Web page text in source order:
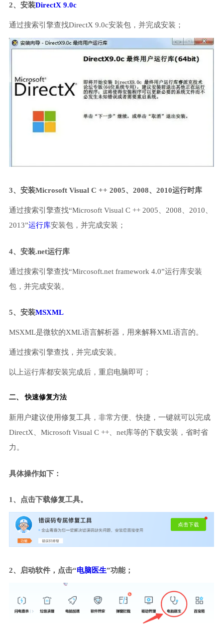
2、安装DirectX 9.0c
通过搜索引擎查找DirectX 9.0c安装包，并完成安装；
3、安装Microsoft Visual C ++ 2005、2008、2010运行时库
通过搜索引擎查找“Microsoft Visual C ++ 2005、2008、2010、
2013”运行库安装包，并完成安装；
4、安装.net运行库
通过搜索引擎查找“Mircosoft.net framework 4.0”运行库安装
包，并完成安装。
5、安装MSXML
MSXML是微软的XML语言解析器，用来解释XML语言的。
通过搜索引擎查找，并完成安装。
以上运行库都安装完成后，重启电脑即可；
二、 快速修复方法
新用户建议使用修复工具，非常方便、快捷，一键就可以完成
DirectX、Microsoft Visual C ++、net库等的下载安装，省时省
力。
具体操作如下：
1、点击下载修复工具。
2、启动软件，点击“电脑医生”功能；